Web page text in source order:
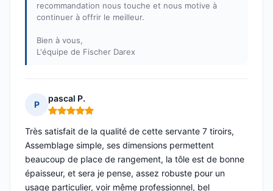
recommandation nous touche et nous motive à
continuer à offrir le meilleur.
Bien à vous,
L'équipe de Fischer Darex
P
pascal P.
Note : 5 sur 5
Très satisfait de la qualité de cette servante 7 tiroirs,
Assemblage simple, ses dimensions permettent
beaucoup de place de rangement, la tôle est de bonne
épaisseur, et sera je pense, assez robuste pour un
usage particulier, voir même professionnel, bel